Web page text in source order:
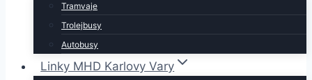
Tramvaje
Trolejbusy
Autobusy
Linky MHD Karlovy Vary